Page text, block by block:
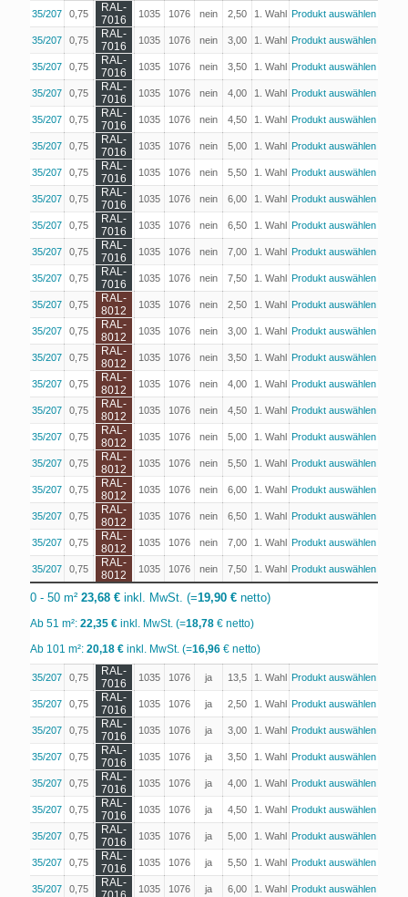
35/207 0,75
RAL-
7016
1035 1076 nein 2,50 1. Wahl Produkt auswählen
35/207 0,75
RAL-
7016
1035 1076 nein 3,00 1. Wahl Produkt auswählen
35/207 0,75
RAL-
7016
1035 1076 nein 3,50 1. Wahl Produkt auswählen
35/207 0,75
RAL-
7016
1035 1076 nein 4,00 1. Wahl Produkt auswählen
35/207 0,75
RAL-
7016
1035 1076 nein 4,50 1. Wahl Produkt auswählen
35/207 0,75
RAL-
7016
1035 1076 nein 5,00 1. Wahl Produkt auswählen
35/207 0,75
RAL-
7016
1035 1076 nein 5,50 1. Wahl Produkt auswählen
35/207 0,75
RAL-
7016
1035 1076 nein 6,00 1. Wahl Produkt auswählen
35/207 0,75
RAL-
7016
1035 1076 nein 6,50 1. Wahl Produkt auswählen
35/207 0,75
RAL-
7016
1035 1076 nein 7,00 1. Wahl Produkt auswählen
35/207 0,75
RAL-
7016
1035 1076 nein 7,50 1. Wahl Produkt auswählen
35/207 0,75
RAL-
8012
1035 1076 nein 2,50 1. Wahl Produkt auswählen
35/207 0,75
RAL-
8012
1035 1076 nein 3,00 1. Wahl Produkt auswählen
35/207 0,75
RAL-
8012
1035 1076 nein 3,50 1. Wahl Produkt auswählen
35/207 0,75
RAL-
8012
1035 1076 nein 4,00 1. Wahl Produkt auswählen
35/207 0,75
RAL-
8012
1035 1076 nein 4,50 1. Wahl Produkt auswählen
35/207 0,75
RAL-
8012
1035 1076 nein 5,00 1. Wahl Produkt auswählen
35/207 0,75
RAL-
8012
1035 1076 nein 5,50 1. Wahl Produkt auswählen
35/207 0,75
RAL-
8012
1035 1076 nein 6,00 1. Wahl Produkt auswählen
35/207 0,75
RAL-
8012
1035 1076 nein 6,50 1. Wahl Produkt auswählen
35/207 0,75
RAL-
8012
1035 1076 nein 7,00 1. Wahl Produkt auswählen
35/207 0,75
RAL-
8012
1035 1076 nein 7,50 1. Wahl Produkt auswählen
0 - 50 m² 23,68 € inkl. MwSt. (=19,90 € netto)
Ab 51 m²: 22,35 € inkl. MwSt. (=18,78 € netto)
Ab 101 m²: 20,18 € inkl. MwSt. (=16,96 € netto)
35/207 0,75
RAL-
7016
1035 1076 ja 13,5 1. Wahl Produkt auswählen
35/207 0,75
RAL-
7016
1035 1076 ja 2,50 1. Wahl Produkt auswählen
35/207 0,75
RAL-
7016
1035 1076 ja 3,00 1. Wahl Produkt auswählen
35/207 0,75
RAL-
7016
1035 1076 ja 3,50 1. Wahl Produkt auswählen
35/207 0,75
RAL-
7016
1035 1076 ja 4,00 1. Wahl Produkt auswählen
35/207 0,75
RAL-
7016
1035 1076 ja 4,50 1. Wahl Produkt auswählen
35/207 0,75
RAL-
7016
1035 1076 ja 5,00 1. Wahl Produkt auswählen
35/207 0,75
RAL-
7016
1035 1076 ja 5,50 1. Wahl Produkt auswählen
35/207 0,75
RAL-
1035 1076 ja 6,00 1. Wahl Produkt auswählen